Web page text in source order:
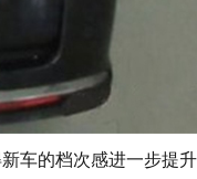
车的档次感进一步提